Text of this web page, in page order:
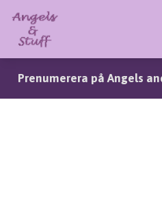
Prenumerera på Angels